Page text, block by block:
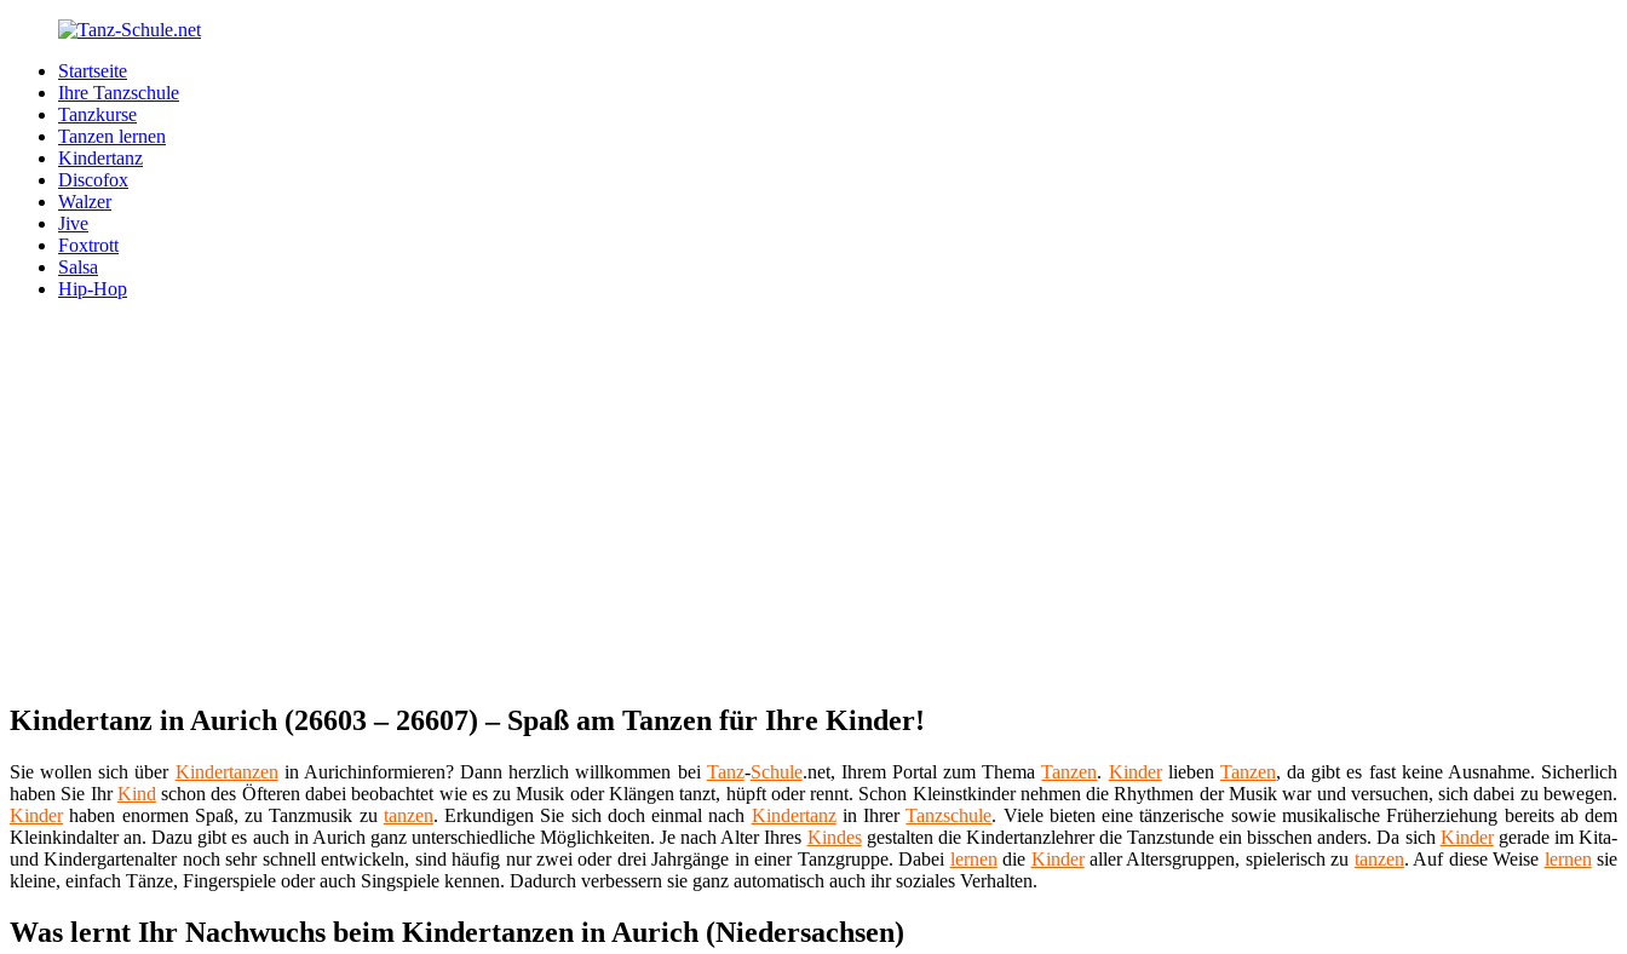
Zurück
Inhalt
Tanz-
Schule.net
Ihre
Tanzschule
Internet
Startseite
Ihre Tanzschule
Tanzkurse
Tanzen lernen
Kindertanz
Discofox
Walzer
Jive
Foxtrott
Salsa
Hip-Hop
Kindertanz in Aurich (26603 – 26607) – Spaß am Tanzen für Ihre Kinder!
Sie wollen sich über Kindertanzen in Aurichinformieren? Dann herzlich willkommen bei Tanz-Schule.net, Ihrem Portal zum ThemaTanzen. Kinderlieben Tanzen, da gibt es fast keine Ausnahme. Sicherlich
haben Sie IhrKind schon des Öfteren dabei beobachtet wie es zu Musik oder Klängen tanzt, hüpft oder rennt. Schon Kleinstkinder nehmen die Rhythmen der Musik war und versuchen, sich dabei zu bewegen.
Kinderhaben enormen Spaß, zu Tanzmusik zu tanzen. Erkundigen Sie sich doch einmal nach Kindertanzin IhrerTanzschule. Viele bieten eine tänzerische sowie musikalische Früherziehung bereits ab dem
Kleinkindalter an. Dazu gibt es auch in Aurich ganz unterschiedliche Möglichkeiten. Je nach Alter Ihres Kindesgestalten die Kindertanzlehrer die Tanzstunde ein bisschen anders. Da sich Kindergerade im Kita-
und Kindergartenalter noch sehr schnell entwickeln, sind häufig nur zwei oder drei Jahrgänge in einer Tanzgruppe. Dabei lernen die Kinderaller Altersgruppen, spielerisch zu tanzen. Auf diese Weise lernen sie
kleine, einfach Tänze, Fingerspiele oder auch Singspiele kennen. Dadurch verbessern sie ganz automatisch auch ihr soziales Verhalten.
Was lernt Ihr Nachwuchs beim Kindertanzen in Aurich (Niedersachsen)